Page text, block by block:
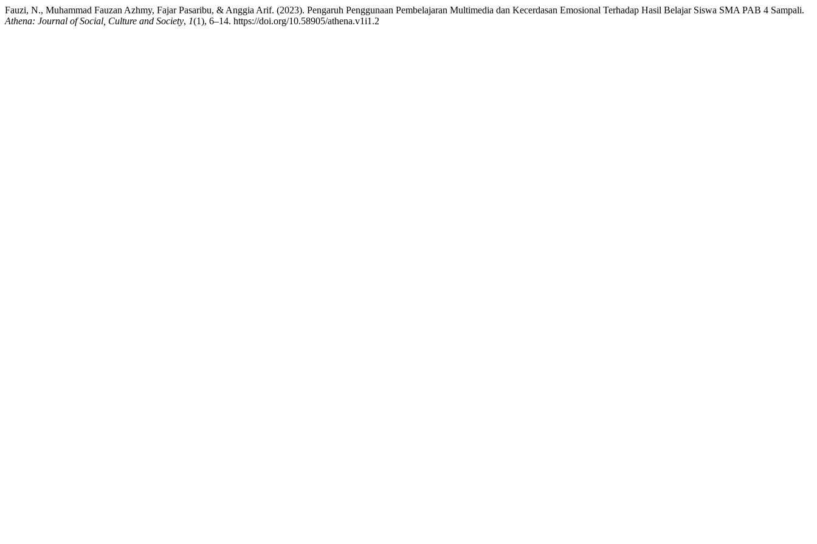
Fauzi, N., Muhammad Fauzan Azhmy, Fajar Pasaribu, & Anggia Arif. (2023). Pengaruh Penggunaan Pembelajaran Multimedia dan Kecerdasan Emosional Terhadap Hasil Belajar Siswa SMA PAB 4 Sampali.
Athena: Journal of Social, Culture and Society, 1(1), 6–14. https://doi.org/10.58905/athena.v1i1.2